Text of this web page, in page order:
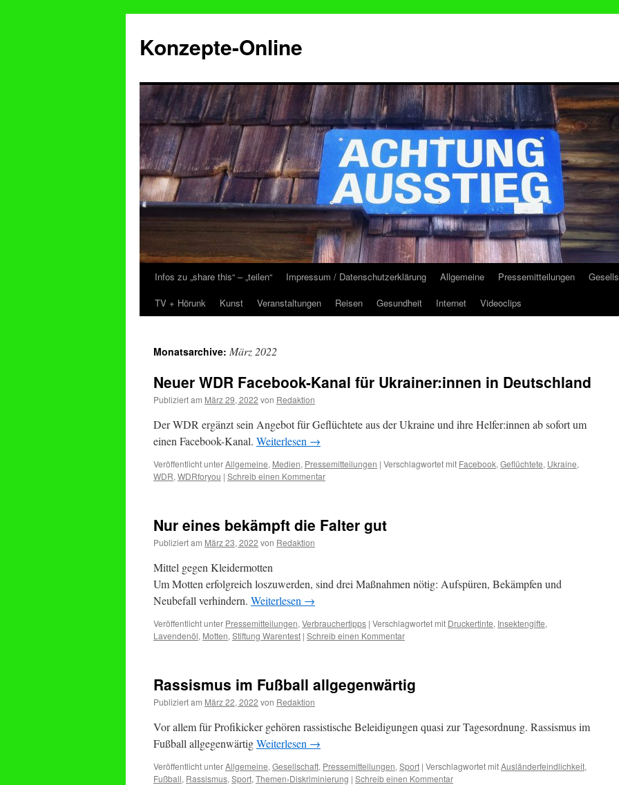
Konzepte-Online
Zum
Inhalt
Infos zu „share this“ – „teilen“ Impressum / Datenschutzerklärung Allgemeine Pressemitteilungen
TV + Hörunk
Kunst Veranstaltungen Reisen Gesundheit Internet Videoclips
Monatsarchive: März 2022
Neuer WDR Facebook-Kanal für Ukrainer:innen in Deutschland
Publiziert am März 29, 2022 von Redaktion
Der WDR ergänzt sein Angebot für Geflüchtete aus der Ukraine und ihre Helfer:innen ab sofort um
einen Facebook-Kanal. Weiterlesen →
Veröffentlicht unterAllgemeine, Medien, Pressemitteilungen | Verschlagwortet mit Facebook, Geflüchtete, Ukraine,
WDR, WDRforyou | Schreib einen Kommentar
Nur eines bekämpft die Falter gut
Publiziert am März 23, 2022 von Redaktion
Mittel gegen Kleidermotten
Um Motten erfolgreich loszuwerden, sind drei Maßnahmen nötig: Aufspüren, Bekämpfen und
Neubefall verhindern. Weiterlesen →
Veröffentlicht unter Pressemitteilungen, Verbrauchertipps | Verschlagwortet mit Druckertinte, Insektengifte,
Lavendenöl, Motten, Stiftung Warentest | Schreib einen Kommentar
Rassismus im Fußball allgegenwärtig
Publiziert am März 22, 2022 von Redaktion
Vor allem für Profikicker gehören rassistische Beleidigungen quasi zur Tagesordnung. Rassismus im
Fußball allgegenwärtigWeiterlesen →
Veröffentlicht unterAllgemeine, Gesellschaft, Pressemitteilungen, Sport | Verschlagwortet mitAusländerfeindlichkeit,
Fußball, Rassismus, Sport, Themen›Diskriminierung | Schreib einen Kommentar